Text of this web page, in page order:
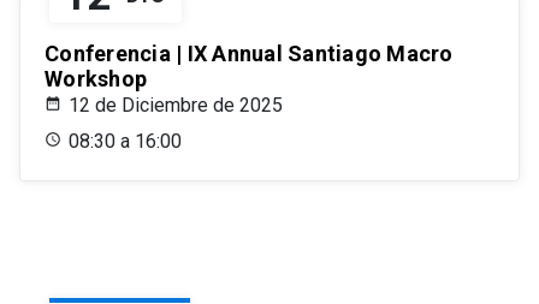
Conferencia | IX Annual Santiago Macro
Workshop
12 de Diciembre de 2025
08:30 a 16:00